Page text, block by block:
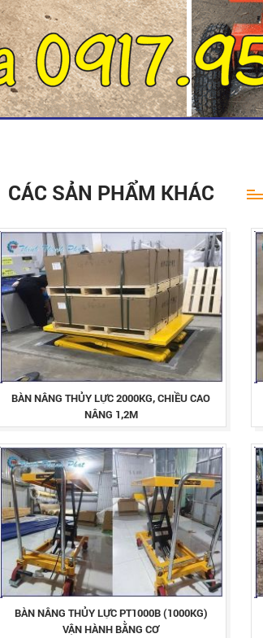
CÁC SẢN PHẨM KHÁC
BÀN NÂNG THỦY LỰC 2000KG, CHIỀU CAO
NÂNG 1,2M
BÀN NÂNG THỦY LỰC PT1000B (1000KG)
VẬN HÀNH BẰNG CƠ